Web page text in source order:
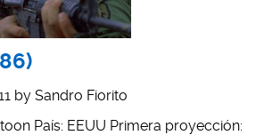
bySandro Fiorito
País: EEUU Primera proyección: